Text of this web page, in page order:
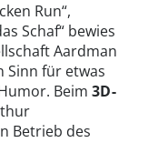
Run“,
Schaf“ bewies
Aardman
Sinn für etwas
Beim 3D-
Betrieb des